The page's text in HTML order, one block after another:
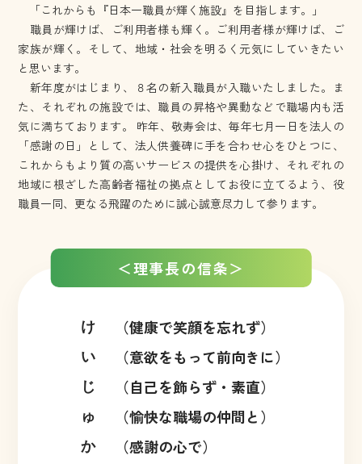
「これからも『日本一職員が輝く施設』を目指します。」
職員が輝けば、ご利用者様も輝く。ご利用者様が輝けば、ご
家族が輝く。そして、地域・社会を明るく元気にしていきたい
と思います。
新年度がはじまり、８名の新入職員が入職いたしました。ま
た、それぞれの施設では、職員の昇格や異動などで職場内も活
気に満ちております。 昨年、敬寿会は、毎年七月一日を法人の
「感謝の日」として、法人供養碑に手を合わせ心をひとつに、
これからもより質の高いサービスの提供を心掛け、それぞれの
地域に根ざした高齢者福祉の拠点としてお役に立てるよう、役
職員一同、更なる飛躍のために誠心誠意尽力して参ります。
＜理事長の信条＞
け （健康で笑顔を忘れず）
い （意欲をもって前向きに）
じ （自己を飾らず・素直）
ゅ （愉快な職場の仲間と）
か （感謝の心で）